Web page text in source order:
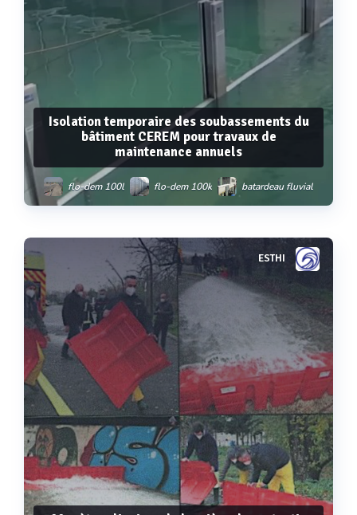
Isolation temporaire des soubassements du
bâtiment CEREM pour travaux de
maintenance annuels
flo-dem 100l flo-dem 100k batardeau fluvial
Voir plus ESTHI